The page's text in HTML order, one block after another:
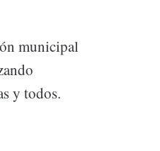
municipal
y todos.